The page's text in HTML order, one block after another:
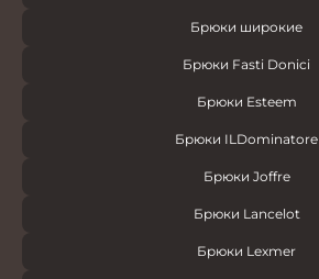
Брюки широкие
Брюки Fasti Donici
Брюки Esteem
Брюки ILDominatore
Брюки Joffre
Брюки Lancelot
Брюки Lexmer